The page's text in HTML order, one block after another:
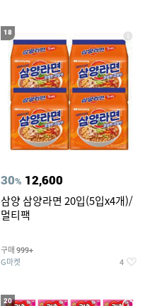
18
30% 12,600
삼양 삼양라면 20입(5입x4개)/
멀티팩
구매 999+
G마켓 4
20